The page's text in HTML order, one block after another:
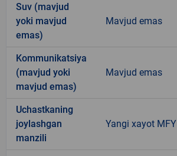
Suv (mavjud
yoki mavjud
emas)
Mavjud emas
Kommunikatsiya
(mavjud yoki
mavjud emas)
Mavjud emas
Uchastkaning
joylashgan
manzili
Yangi xayot MFY